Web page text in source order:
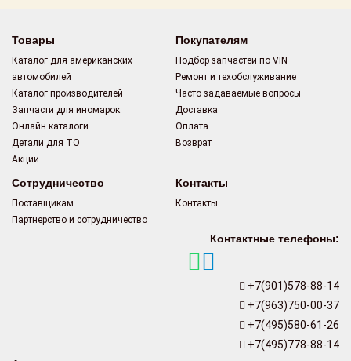
Товары
Каталог для американских
автомобилей
Каталог производителей
Запчасти для иномарок
Онлайн каталоги
Детали для ТО
Акции
Покупателям
Подбор запчастей по VIN
Ремонт и техобслуживание
Часто задаваемые вопросы
Доставка
Оплата
Возврат
Сотрудничество
Поставщикам
Партнерство и сотрудничество
Контакты
Контакты
Контактные телефоны:
+7(901)578-88-14
+7(963)750-00-37
+7(495)580-61-26
+7(495)778-88-14